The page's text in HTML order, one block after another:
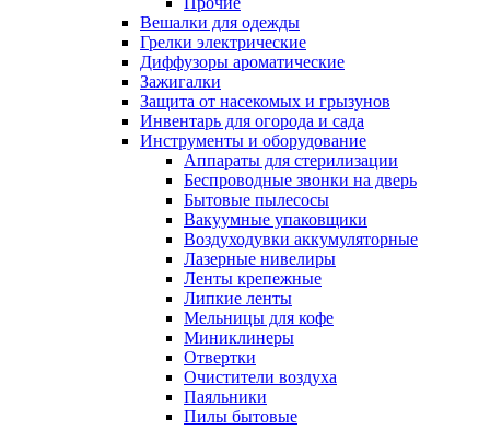
Вешалки для одежды
Грелки электрические
Диффузоры ароматические
Зажигалки
Защита от насекомых и грызунов
Инвентарь для огорода и сада
Инструменты и оборудование
Аппараты для стерилизации
Беспроводные звонки на дверь
Бытовые пылесосы
Вакуумные упаковщики
Воздуходувки аккумуляторные
Лазерные нивелиры
Ленты крепежные
Липкие ленты
Мельницы для кофе
Миниклинеры
Отвертки
Очистители воздуха
Паяльники
Пилы бытовые